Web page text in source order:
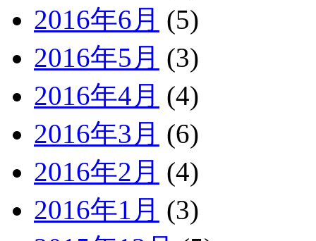
2016年6月 (5)
2016年5月 (3)
2016年4月 (4)
2016年3月 (6)
2016年2月 (4)
2016年1月 (3)